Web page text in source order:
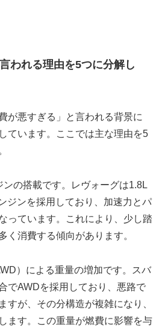
われる理由を5つに分解し
が悪すぎる」と言われる背景に
ています。ここでは主な理由を5
の搭載です。レヴォーグは1.8L
ジンを採用しており、加速力とパ
っています。これにより、少し踏
く消費する傾向があります。
）による重量の増加です。スバ
でAWDを採用しており、悪路で
すが、その分構造が複雑になり、
ます。この重量が燃費に影響を与